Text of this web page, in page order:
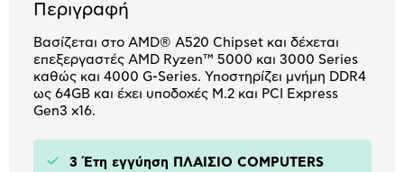
Περιγραφή
Βασίζεται στο AMD® A520 Chipset και δέχεται
επεξεργαστές AMD Ryzen™ 5000 και 3000 Series
καθώς και 4000 G-Series. Υποστηρίζει μνήμη DDR4
ως 64GB και έχει υποδοχές Μ.2 και PCI Express
Gen3 x16.
3 Έτη εγγύηση ΠΛΑΙΣΙΟ COMPUTERS